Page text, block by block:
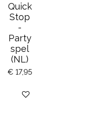
Quick
Stop
-
Party
spel
(NL)
€ 17,95
Bekijk details